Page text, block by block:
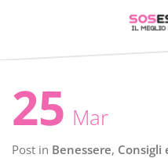
25 Mar
Post in Benessere, Consigli